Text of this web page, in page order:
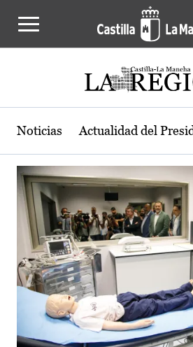
Actualidad de la
Noticias Actualidad del